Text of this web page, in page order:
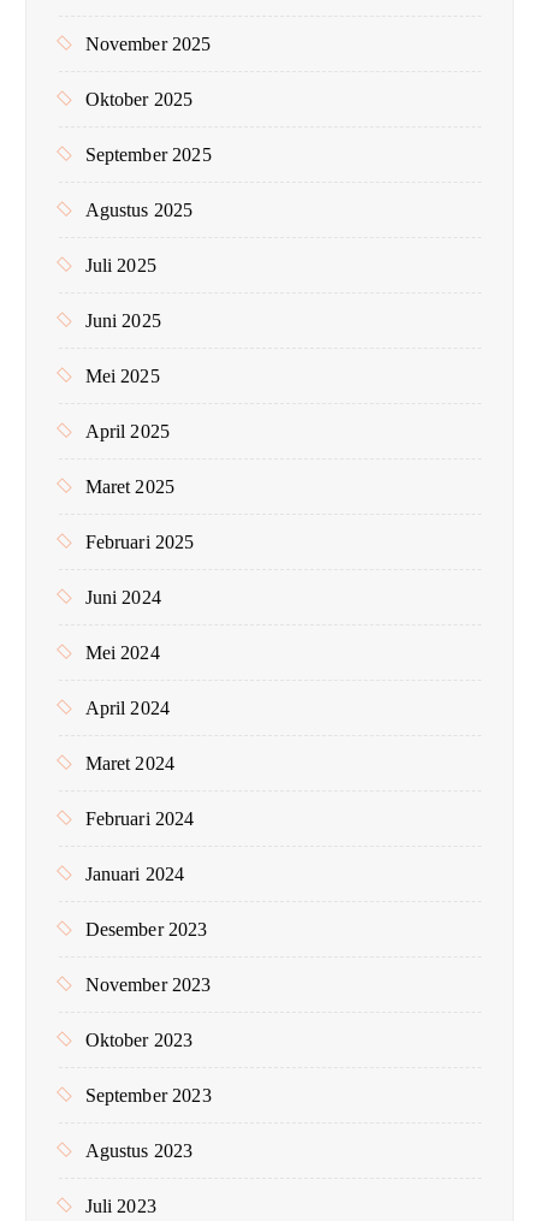
November 2025
Oktober 2025
September 2025
Agustus 2025
Juli 2025
Juni 2025
Mei 2025
April 2025
Maret 2025
Februari 2025
Juni 2024
Mei 2024
April 2024
Maret 2024
Februari 2024
Januari 2024
Desember 2023
November 2023
Oktober 2023
September 2023
Agustus 2023
Juli 2023